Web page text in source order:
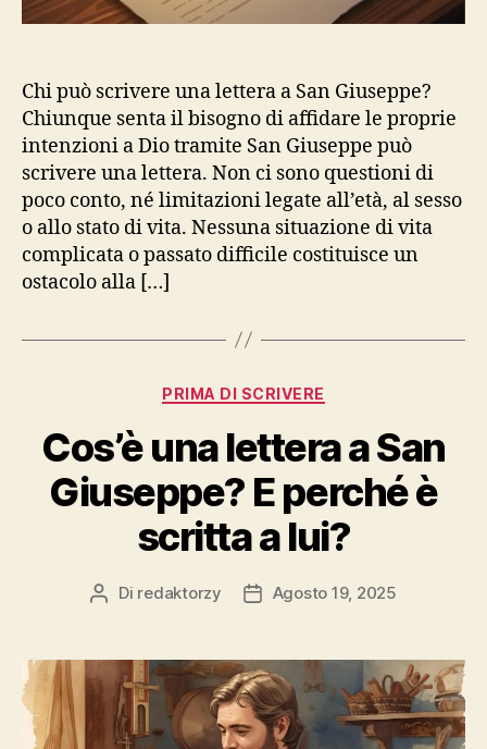
Chi può scrivere una lettera a San Giuseppe?
Chiunque senta il bisogno di affidare le proprie
intenzioni a Dio tramite San Giuseppe può
scrivere una lettera. Non ci sono questioni di
poco conto, né limitazioni legate all’età, al sesso
o allo stato di vita. Nessuna situazione di vita
complicata o passato difficile costituisce un
ostacolo alla […]
Categorie
PRIMA DI SCRIVERE
Cos’è una lettera a San
Giuseppe? E perché è
scritta a lui?
Autore
Di redaktorzy
DataAgosto 19, 2025